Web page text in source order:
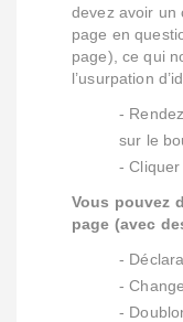
devez avoir un
page en
page), ce qui
l’usurpation
-
sur le
-
Vous pouvez
page (avec
-
-
-